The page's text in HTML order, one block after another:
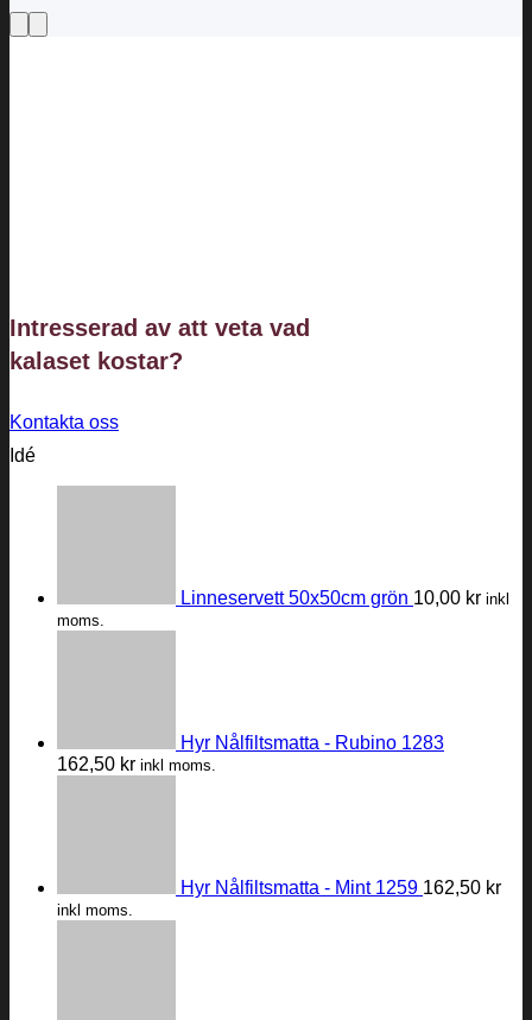
Intresserad av att veta vad
kalaset kostar?
Kontakta oss
Idé
Linneservett 50x50cm grön 10,00 kr inkl
moms.
Hyr Nålfiltsmatta - Rubino 1283
162,50 kr inkl moms.
Hyr Nålfiltsmatta - Mint 1259 162,50 kr
inkl moms.